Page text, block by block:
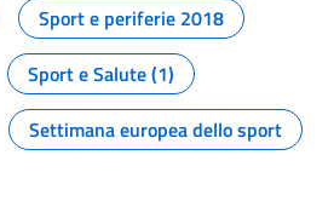
Sport e periferie 2018
Sport e Salute (1)
Settimana europea dello sport